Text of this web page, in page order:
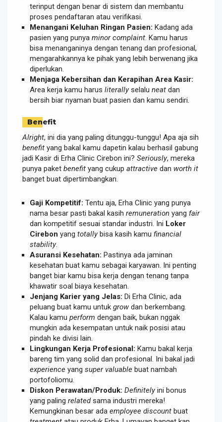
terinput dengan benar di sistem dan membantu
proses pendaftaran atau verifikasi.
Menangani Keluhan Ringan Pasien: Kadang ada
pasien yang punya minor complaint. Kamu harus
bisa menanganinya dengan tenang dan profesional,
mengarahkannya ke pihak yang lebih berwenang jika
diperlukan.
Menjaga Kebersihan dan Kerapihan Area Kasir:
Area kerja kamu harus literallyselalu neat dan
bersih biar nyaman buat pasien dan kamu sendiri.
Benefit
Alright, ini dia yang paling ditunggu-tunggu! Apa aja sih
benefit yang bakal kamu dapetin kalau berhasil gabung
jadi Kasir di Erha Clinic Cirebon ini? Seriously, mereka
punya paket benefit yang cukup attractive dan worth it
banget buat dipertimbangkan.
Gaji Kompetitif: Tentu aja, Erha Clinic yang punya
nama besar pasti bakal kasih remuneration yang fair
dan kompetitif sesuai standar industri. Ini Loker
Cirebon yang totallybisa kasih kamu financial
stability.
Asuransi Kesehatan: Pastinya ada jaminan
kesehatan buat kamu sebagai karyawan. Ini penting
banget biar kamu bisa kerja dengan tenang tanpa
khawatir soal biaya kesehatan.
Jenjang Karier yang Jelas: Di Erha Clinic, ada
peluang buat kamu untuk grow dan berkembang.
Kalau kamu perform dengan baik, bukan nggak
mungkin ada kesempatan untuk naik posisi atau
pindah ke divisi lain.
Lingkungan Kerja Profesional: Kamu bakal kerja
bareng tim yang solid dan profesional. Ini bakal jadi
experience yang super valuable buat nambah
portofoliomu.
Diskon Perawatan/Produk: Definitelyini bonus
yang paling relatedsama industri mereka!
Kemungkinan besar ada employee discount buat